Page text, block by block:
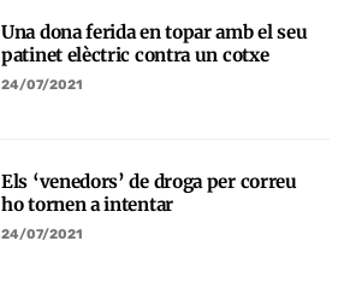
Una dona ferida en topar amb el seu
patinet elèctric contra un cotxe
24/07/2021
Els ‘venedors’ de droga per correu
ho tornen a intentar
24/07/2021